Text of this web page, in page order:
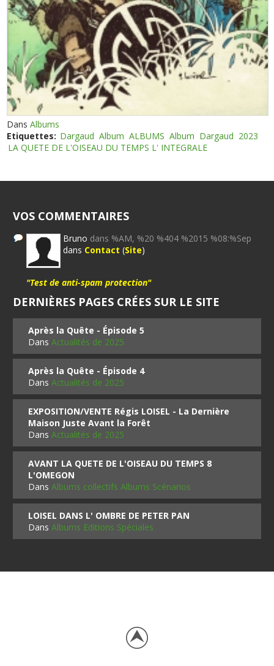
DansAlbums
Etiquettes: Dargaud Album ALBUMS Album Dargaud 2023
LA QUETE DE L'OISEAU DU TEMPS L' INTEGRALE
VOS COMMENTAIRES
Bruno dans %AM, %20 %404 %2015 %08:%Sep
dans Contact (Site)
"Test de anti-spam protection"
DERNIÈRES PAGES CRÉES SUR LE SITE
Après la Quête - Épisode 5
DansActualités de 2025
Après la Quête - Épisode 4
DansActualités de 2025
EXPOSITION/VENTE Régis LOISEL - La Dernière
Maison Juste Avant la Forêt
DansActualités de 2025
AVANT LA QUETE DE L'OISEAU DU TEMPS 8
L'OMEGON
DansAlbums collectifs Albums Scénarios
LOISEL DANS L' OMBRE DE PETER PAN
DansAlbums Editions Spéciales